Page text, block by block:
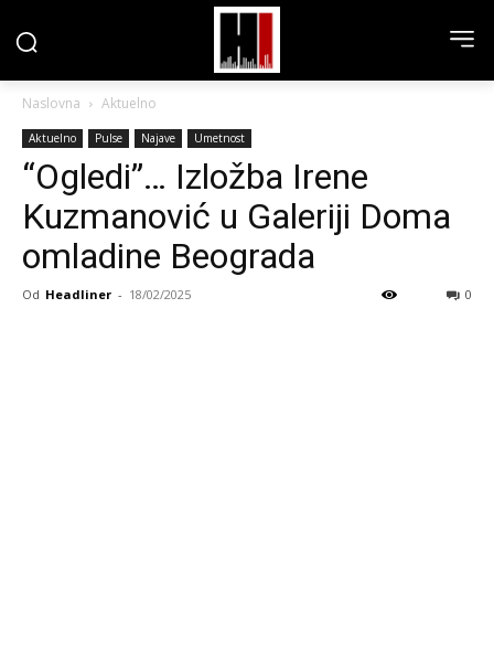
Naslovna Aktuelno
Aktuelno Pulse Najave Umetnost
“Ogledi”… Izložba Irene
Kuzmanović u Galeriji Doma
omladine Beograda
Od Headliner - 18/02/2025 0